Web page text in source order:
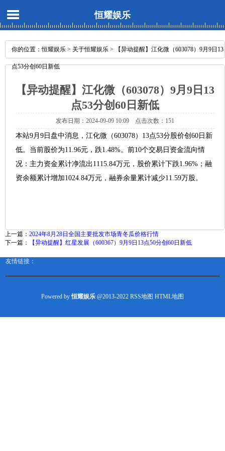
恒耀娱乐
你的位置：恒耀娱乐 > 关于恒耀娱乐 > 【异动提醒】江化微（603078）9月9日13
点53分创60日新低
【异动提醒】江化微（603078）9月9日13
点53分创60日新低
发布日期：2024-09-09 10:09 点击次数：151
本站9月9日盘中消息，江化微（603078）13点53分股价创60日新
低。当前股价为11.96元，跌1.48%。前10个交易日资金流向情
况：主力资金累计净流出1115.84万元，股价累计下跌1.96%；融
资余额累计增加1024.84万元，融券余量累计减少11.59万股。
上一篇： 2024年8月28日全国主要批发市场青冬瓜价格行情
下一篇：
【异动提醒】红星发展（600367）9月9日13点50分创60日新低
友情链接：
Powered by恒耀娱乐 @2013-2022 RSS地图 HTML地图